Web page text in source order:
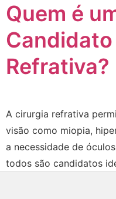
Quem é
Refrativa?
A cirurgia refrativa
visão como miopia,
a necessidade de
todos são candidatos